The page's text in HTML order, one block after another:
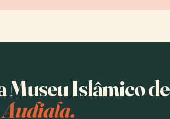
Museu Islâmico de